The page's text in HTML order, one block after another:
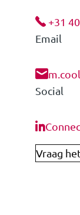
+31
Email
Social
Vraag